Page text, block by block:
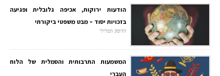
הודעות ירוקות, אכיפה גלובלית ופגיעה
בזכויות יסוד – מבט משפטי ביקורתי
הדופק הפלילי
המשמעות התרבותית והסמלית של הלוח
העברי